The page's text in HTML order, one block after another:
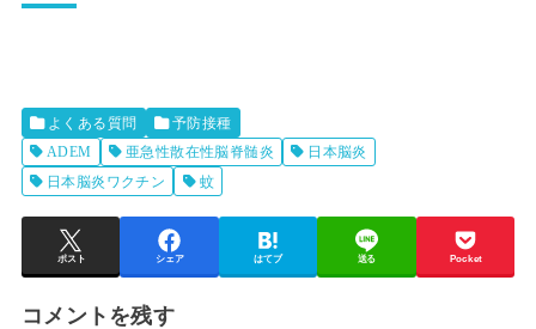
よくある質問
予防接種
ADEM
亜急性散在性脳脊髄炎
日本脳炎
日本脳炎ワクチン
蚊
ポスト シェア はてブ 送る Pocket
コメントを残す